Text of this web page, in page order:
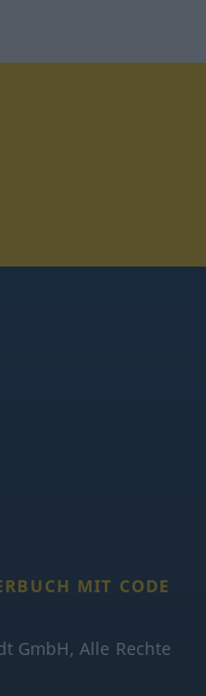
MIT CODE
GmbH, Alle Rechte